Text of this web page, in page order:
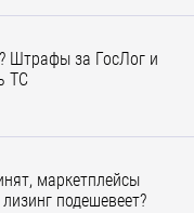
Штрафы за ГосЛог и
ТС
маркетплейсы
подешевеет?